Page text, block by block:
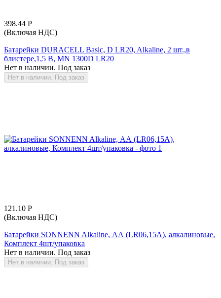
398.44 Р
(Включая НДС)
Батарейки DURACELL Basic, D LR20, Alkaline, 2 шт.,в
блистере,1,5 В, MN 1300D LR20
Нет в наличии. Под заказ
Нет в наличии. Под заказ
121.10 Р
(Включая НДС)
Батарейки SONNENN Alkaline, АА (LR06,15А), алкалиновые,
Комплект 4шт/упаковка
Нет в наличии. Под заказ
Нет в наличии. Под заказ